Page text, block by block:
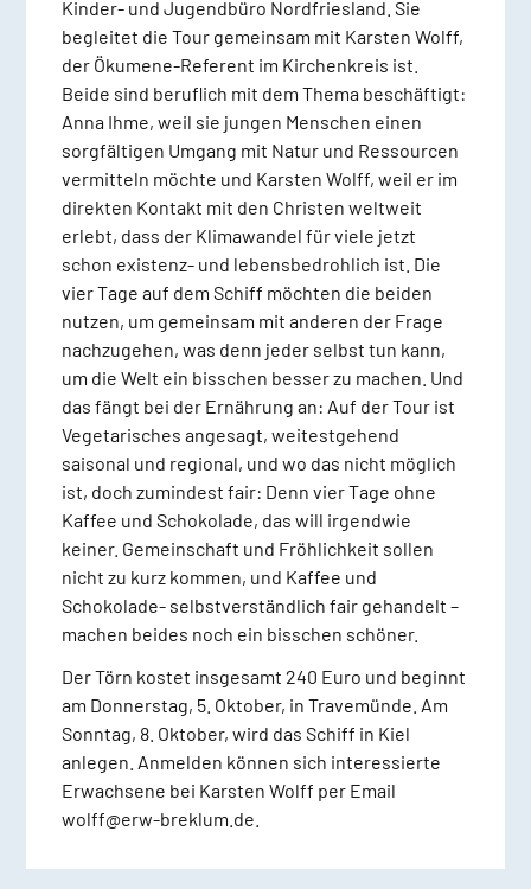
Kinder- und Jugendbüro Nordfriesland. Sie
begleitet die Tour gemeinsam mit Karsten Wolff,
der Ökumene-Referent im Kirchenkreis ist.
Beide sind beruflich mit dem Thema beschäftigt:
Anna Ihme, weil sie jungen Menschen einen
sorgfältigen Umgang mit Natur und Ressourcen
vermitteln möchte und Karsten Wolff, weil er im
direkten Kontakt mit den Christen weltweit
erlebt, dass der Klimawandel für viele jetzt
schon existenz- und lebensbedrohlich ist. Die
vier Tage auf dem Schiff möchten die beiden
nutzen, um gemeinsam mit anderen der Frage
nachzugehen, was denn jeder selbst tun kann,
um die Welt ein bisschen besser zu machen. Und
das fängt bei der Ernährung an: Auf der Tour ist
Vegetarisches angesagt, weitestgehend
saisonal und regional, und wo das nicht möglich
ist, doch zumindest fair: Denn vier Tage ohne
Kaffee und Schokolade, das will irgendwie
keiner. Gemeinschaft und Fröhlichkeit sollen
nicht zu kurz kommen, und Kaffee und
Schokolade- selbstverständlich fair gehandelt –
machen beides noch ein bisschen schöner.
Der Törn kostet insgesamt 240 Euro und beginnt
am Donnerstag, 5. Oktober, in Travemünde. Am
Sonntag, 8. Oktober, wird das Schiff in Kiel
anlegen. Anmelden können sich interessierte
Erwachsene bei Karsten Wolff per Email
wolff@erw-breklum.de.